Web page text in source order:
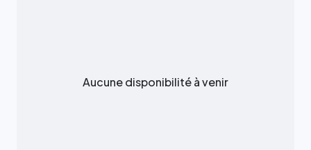
Aucune disponibilité à venir